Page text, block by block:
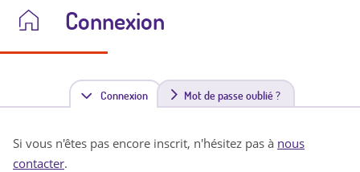
Connexion
Connexion(
n
Mot de passe oublié ?
Si vous n'êtes pas encore inscrit, n'hésitez pas à nous
contacter.